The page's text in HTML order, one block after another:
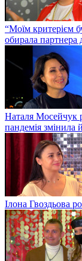
“Моїм критерієм
обирала партнера
Наталя Мосейчук
пандемія змінила
Ілона Гвоздьова